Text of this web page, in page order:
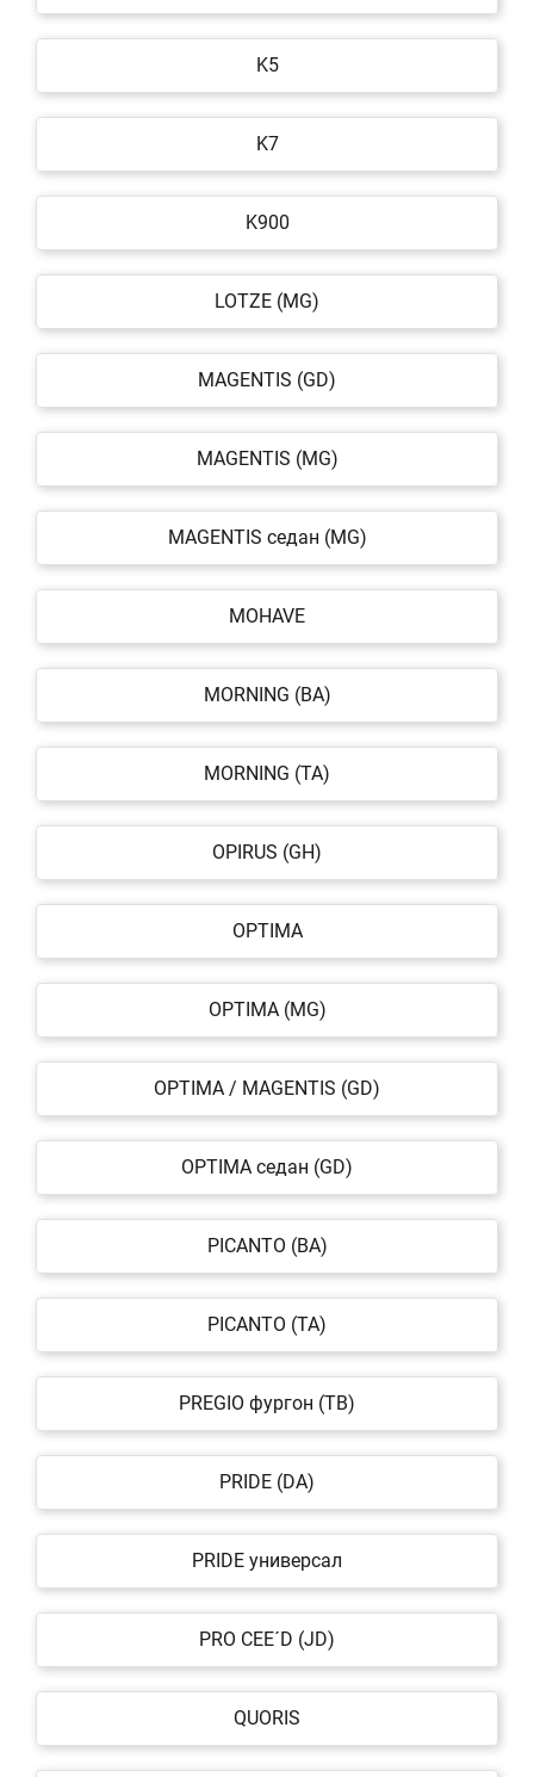
K5
K7
K900
LOTZE (MG)
MAGENTIS (GD)
MAGENTIS (MG)
MAGENTIS седан (MG)
MOHAVE
MORNING (BA)
MORNING (TA)
OPIRUS (GH)
OPTIMA
OPTIMA (MG)
OPTIMA / MAGENTIS (GD)
OPTIMA седан (GD)
PICANTO (BA)
PICANTO (TA)
PREGIO фургон (TB)
PRIDE (DA)
PRIDE универсал
PRO CEE´D (JD)
QUORIS